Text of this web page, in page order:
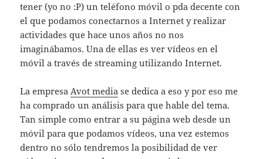
tener (yo no :P) un teléfono móvil o pda decente con
el que podamos conectarnos a Internet y realizar
actividades que hace unos años no nos
imaginábamos. Una de ellas es ver vídeos en el
móvil a través de streaming utilizando Internet.
La empresaAvot media se dedica a eso y por eso me
ha comprado un análisis para que hable del tema.
Tan simple como entrar a su página web desde un
móvil para que podamos vídeos, una vez estemos
dentro no sólo tendremos la posibilidad de ver